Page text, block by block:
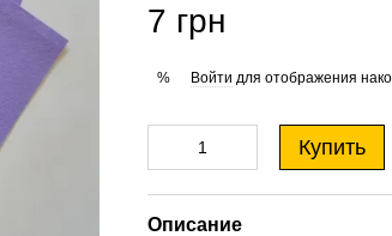
7 грн
% Войти для отображения
Купить
Описание